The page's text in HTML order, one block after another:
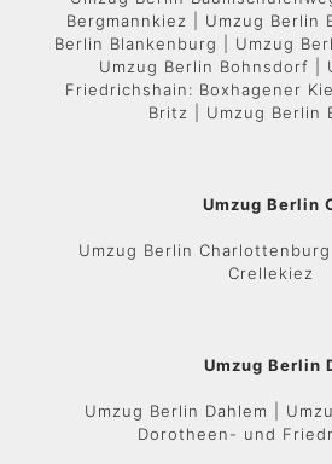
Bergmannkiez | Umzug Berlin
Berlin Blankenburg | Umzug
Umzug Berlin Bohnsdorf |
Friedrichshain: Boxhagener
Britz | Umzug Berlin
Umzug Berlin
Umzug Berlin
Crellekiez
Umzug Berlin
Umzug Berlin Dahlem |
Dorotheen- und